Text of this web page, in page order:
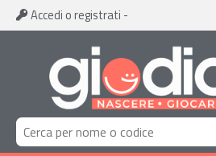
Accedi o registrati -